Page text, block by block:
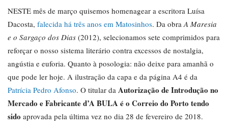
NESTE mês de março quisemos homenagear a escritora Luísa
Dacosta, falecida há três anos em Matosinhos. Da obraA Maresia
e o Sargaço dos Dias (2012), selecionamos sete comprimidos para
reforçar o nosso sistema literário contra excessos de nostalgia,
angústia e euforia. Quanto à posologia: não deixe para amanhã o
que pode ler hoje. A ilustração da capa e da página A4 é da
Patrícia Pedro Afonso. O titular da Autorização de Introdução no
Mercado e Fabricante d’A BULA é o Correio do Porto tendo
sido aprovada pela última vez no dia 28 de fevereiro de 2018.